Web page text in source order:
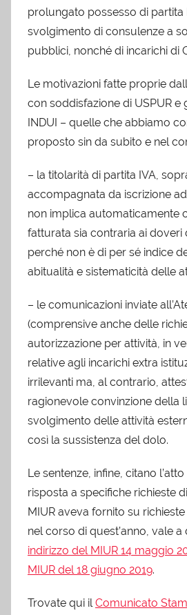
prolungato possesso di partita
svolgimento di consulenze a
pubblici, nonché di incarichi di
Le motivazioni fatte proprie
con soddisfazione di USPUR
INDUI – quelle che abbiamo
proposto sin da subito e nel
– la titolarità di partita IVA,
accompagnata da iscrizione
non implica automaticamente
fatturata sia contraria ai doveri
perché non è di per sé indice
abitualità e sistematicità delle
– le comunicazioni inviate
(comprensive anche delle
autorizzazione per attività, in
relative agli incarichi extra
irrilevanti ma, al contrario,
ragionevole convinzione della
svolgimento delle attività
così la sussistenza del dolo.
Le sentenze, infine, citano
risposta a specifiche richieste
MIUR aveva fornito su
nel corso di quest’anno, vale a
indirizzo del MIUR 14 maggio
MIUR del 18 giugno 2019.
Trovate qui ilComunicato